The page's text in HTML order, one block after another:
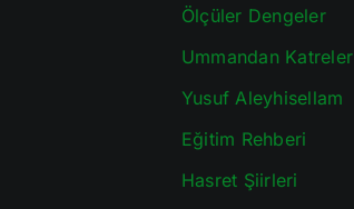
Ölçüler Dengeler
Ummandan Katreler
Yusuf Aleyhisellam
Eğitim Rehberi
Hasret Şiirleri